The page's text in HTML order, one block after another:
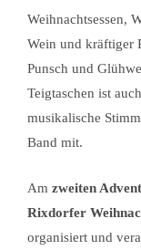
Weihnachtsessen,
Wein und kräftiger
Punsch und
Teigtaschen ist
musikalische
Band mit.
Am zweiten
Rixdorfer
organisiert und